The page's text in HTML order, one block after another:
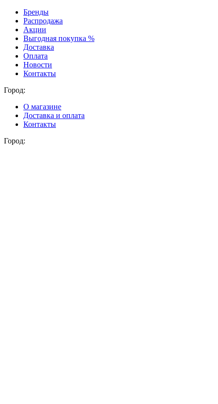
Бренды
Распродажа
Акции
Выгодная покупка %
Доставка
Оплата
Новости
Контакты
Город:
О магазине
Доставка и оплата
Контакты
Город: